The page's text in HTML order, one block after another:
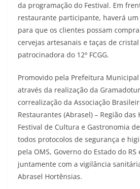
da programação do Festival. Em
restaurante participante, haverá um
para que os clientes possam
cervejas artesanais e taças de
patrocinadora do 12º FCGG.
Promovido pela Prefeitura
através da realização da
correalização da Associação
Restaurantes (Abrasel) – Região das
Festival de Cultura e Gastronomia
todos protocolos de segurança e
pela OMS, Governo do Estado do RS
juntamente com a vigilância
Abrasel Hortênsias.